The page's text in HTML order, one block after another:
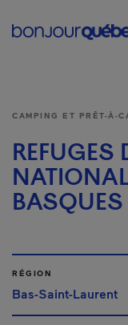
CAMPING ET PRÊT-À-
REFUGES
BASQUES
RÉGION
Bas-Saint-Laurent